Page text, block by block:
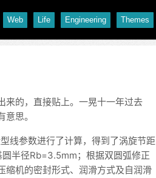
Web Life Engineering Themes
来的，直接贴上。一晃十一年过去
思。
线参数进行了计算，得到了涡旋节距
半径Rb=3.5mm；根据双圆弧修正
缩机的密封形式、润滑方式及自润滑